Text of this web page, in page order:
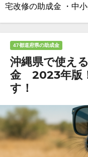
宅改修の助成金 ・中
47都道府県の助成金
沖縄県で使え
金 2023年版
す！